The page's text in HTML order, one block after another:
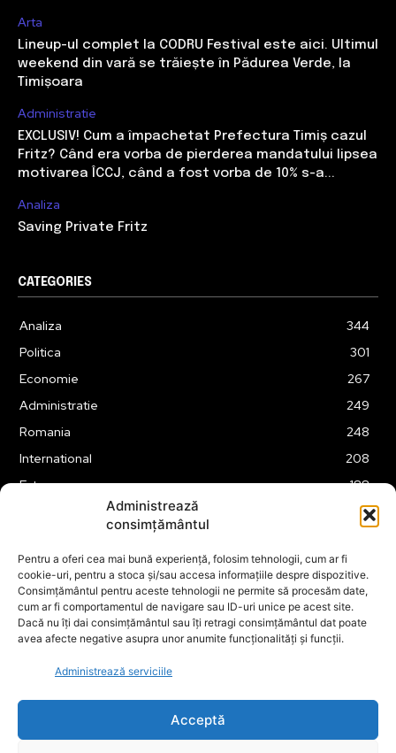
Administrează
consimțământul
Pentru a oferi cea mai bună experiență, folosim tehnologii, cum ar fi
cookie-uri, pentru a stoca și/sau accesa informațiile despre dispozitive.
Consimțământul pentru aceste tehnologii ne permite să procesăm date,
cum ar fi comportamentul de navigare sau ID-uri unice pe acest site.
Dacă nu îți dai consimțământul sau îți retragi consimțământul dat poate
avea afecte negative asupra unor anumite funcționalități și funcții.
Administrează serviciile
Acceptă
Arta
Lineup-ul complet la CODRU Festival este aici. Ultimul
weekend din vară se trăiește în Pădurea Verde, la
Timișoara
Administratie
EXCLUSIV! Cum a împachetat Prefectura Timiș cazul
Fritz? Când era vorba de pierderea mandatului lipsea
motivarea ÎCCJ, când a fost vorba de 10% s-a...
Analiza
Saving Private Fritz
CATEGORIES
Analiza
344
Politica
301
Economie
267
Administratie
249
Romania
248
International
208
Externe
188
175
Tehnologie
Financiar
160
ABUZURI
158
Social
Educatie
Cultura
149